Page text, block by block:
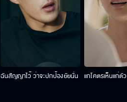
ฉันสัญญาไว้ ว่าจะปกป้องยัยนั่น แกโคตรเห็นแก่ตั